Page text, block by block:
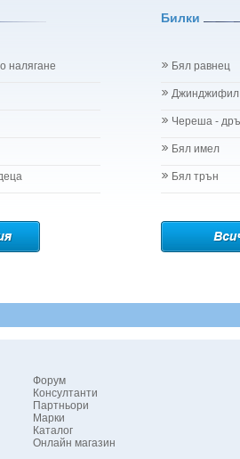
Билки
налягане Бял равнец
Джинджифил
Череша -
Бял имел
Бял трън
Форум
Консултанти
Партньори
Марки
Каталог
Онлайн магазин